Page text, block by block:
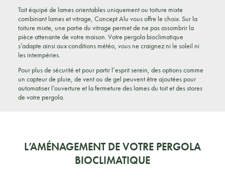
Toit équipé de lames orientables uniquement ou toiture mixte
combinant lames et vitrage, Concept Alu vous offre le choix. Sur la
toiture mixte, une partie du vitrage permet de ne pas assombrir la
pièce attenante de votre maison. Votre pergola bioclimatique
s’adapte ainsi aux conditions météo, vous ne craignez ni le soleil ni
les intempéries.
Pour plus de sécurité et pour partir l’esprit serein, des options comme
un capteur de pluie, de vent ou de gel peuvent être ajoutées pour
automatiser l’ouverture et la fermeture des lames du toit et des stores
de votre pergola.
L’AMÉNAGEMENT DE VOTRE PERGOLA
BIOCLIMATIQUE